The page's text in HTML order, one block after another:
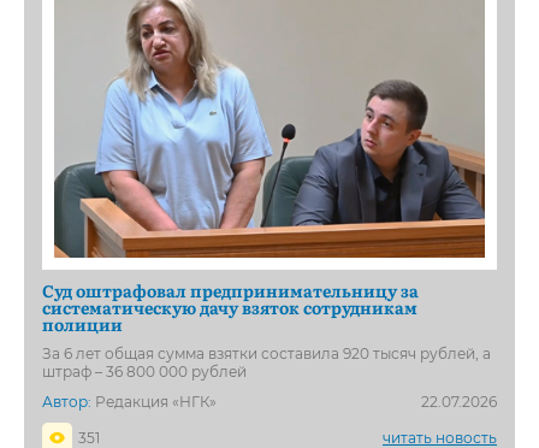
Суд оштрафовал предпринимательницу за
систематическую дачу взяток сотрудникам
полиции
За 6 лет общая сумма взятки составила 920 тысяч рублей, а
штраф – 36 800 000 рублей
Автор: Редакция «НГК»
22.07.2026
351
читать новость